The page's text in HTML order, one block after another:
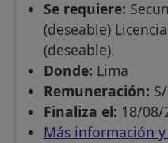
Se requiere:
(deseable)
(deseable).
Donde: Lima
Remuneración:
Finaliza el: 18/08/
Más información